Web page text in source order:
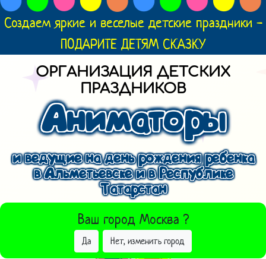
Создаем яркие и веселые детские праздники -
ПОДАРИТЕ ДЕТЯМ СКАЗКУ
ОРГАНИЗАЦИЯ ДЕТСКИХ
ПРАЗДНИКОВ
Аниматоры
и ведущие на день рождения ребенка
в Альметьевске и в Республике
Татарстан
Ваш город Москва ?
Да Нет, изменить город
ВЫБРАТЬ ДРУГОЙ ГОРОД